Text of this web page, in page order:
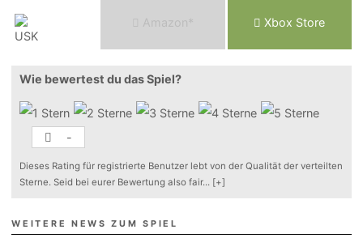
Ama o n* Xbox Store
Wie bewertest du das Spiel?
-
Dieses Rating für registrierte Benutzer lebt von der Qualität der verteilten
Sterne. Seid bei eurer Bewertung also fair... [+]
WEITERE NEWS ZUM SPIEL